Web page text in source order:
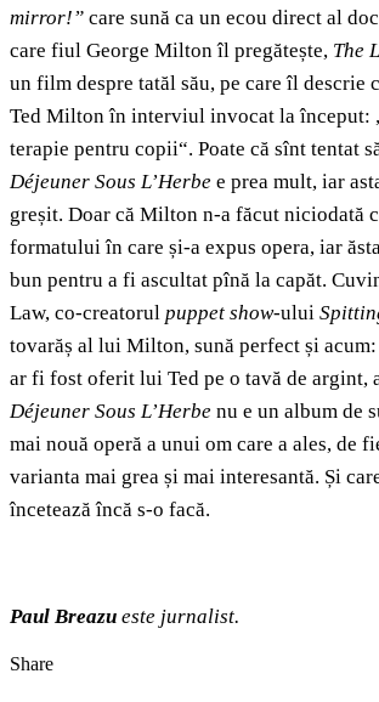
mirror!” care sună ca un ecou direct al
care fiul George Milton îl pregătește, The
un film despre tatăl său, pe care îl descrie
Ted Milton în interviul invocat la început:
terapie pentru copii“. Poate că sînt tentat
Déjeuner Sous L’Herbe e prea mult, iar
greșit. Doar că Milton n-a făcut niciodată
formatului în care și-a expus opera, iar
bun pentru a fi ascultat pînă la capăt.
Law, co-creatorul puppet show-ului
tovarăș al lui Milton, sună perfect și
ar fi fost oferit lui Ted pe o tavă de argint,
Déjeuner Sous L’Herbe nu e un album de
mai nouă operă a unui om care a ales, de
varianta mai grea și mai interesantă. Și
încetează încă s-o facă.
Paul Breazu este jurnalist.
Share